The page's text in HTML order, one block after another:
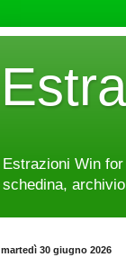
Estrazioni Win
schedina,
martedì 30 giugno 2026